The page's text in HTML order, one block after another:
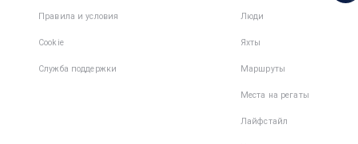
Правила и условия
Cookie
Служба поддержки
Люди
Яхты
Маршруты
Места на регаты
Лайфстайл